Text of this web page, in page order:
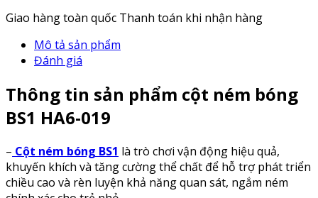
Giao hàng toàn quốc Thanh toán khi nhận hàng
Mô tả sản phẩm
Đánh giá
Thông tin sản phẩm cột ném bóng
BS1 HA6-019
– Cột ném bóng BS1 là trò chơi vận động hiệu quả,
khuyến khích và tăng cường thể chất để hỗ trợ phát triển
chiều cao và rèn luyện khả năng quan sát, ngắm ném